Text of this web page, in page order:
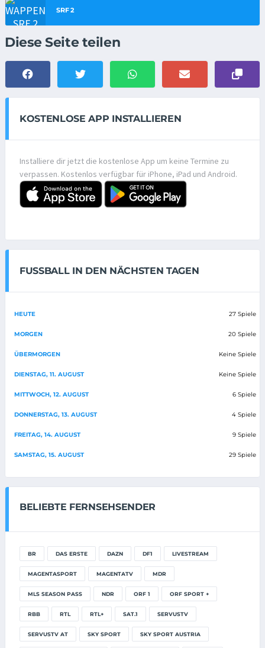
SRF 2
Diese Seite teilen
KOSTENLOSE APP INSTALLIEREN
Installiere dir jetzt die kostenlose App um keine Termine zu
verpassen. Kostenlos verfügbar für iPhone, iPad und Android.
FUSSBALL IN DEN NÄCHSTEN TAGEN
HEUTE 27 Spiele
MORGEN 20 Spiele
ÜBERMORGEN Keine Spiele
DIENSTAG, 11. AUGUST Keine Spiele
MITTWOCH, 12. AUGUST 6 Spiele
DONNERSTAG, 13. AUGUST 4 Spiele
FREITAG, 14. AUGUST 9 Spiele
SAMSTAG, 15. AUGUST 29 Spiele
BELIEBTE FERNSEHSENDER
BR DAS ERSTE DAZN DF1 LIVESTREAM
MAGENTASPORT MAGENTATV MDR
MLS SEASON PASS NDR ORF 1 ORF SPORT +
RBB RTL RTL+ SAT.1 SERVUSTV
SERVUSTV AT SKY SPORT SKY SPORT AUSTRIA